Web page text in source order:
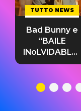
TUTTO NEWS
Bad Bunny e
“BAILE
INoLVIDABLE”:
testo,
significato